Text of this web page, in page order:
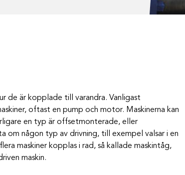
de är kopplade till varandra. Vanligast
oftast en pump och motor. Maskinerna kan
en typ är offsetmonterade, eller
om någon typ av drivning, till exempel valsar i en
maskiner kopplas i rad, så kallade maskintåg,
maskin.